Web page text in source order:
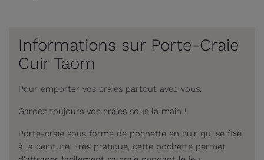
Informations sur Porte-Craie
Cuir Taom
Pour emporter vos craies partout avec vous.
Gardez toujours vos craies sous la main !
Porte-craie sous forme de pochette en cuir qui se fixe
à la ceinture. Très pratique, cette pochette permet